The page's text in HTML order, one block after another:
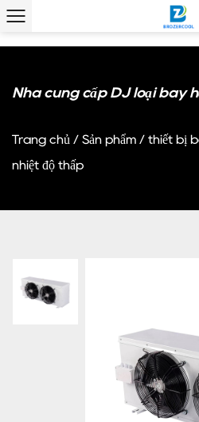
Nhà cung cấp DJ loại bay
Trang chủ / Sản phẩm / thiết bị
nhiệt độ thấp